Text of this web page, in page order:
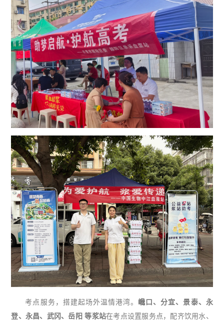
考点服务，搭建起场外温情港湾。 巉口、分宜、景泰、永
登、永昌、武冈、岳阳 等浆站在考点设置服务点，配齐饮用水、